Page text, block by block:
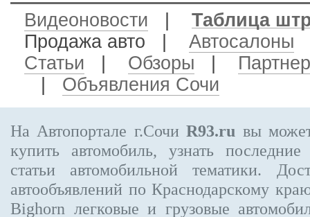
Видеоновости
Таблица
Продажа авто
Автосалоны
Статьи
Обзоры
Объявления Сочи
На Автопортале г.СочиR93.ru вы
купить автомобиль, узнать
статьи автомобильной тематики.
автообъявлений по Краснодарскому
Bighorn легковые и грузовые